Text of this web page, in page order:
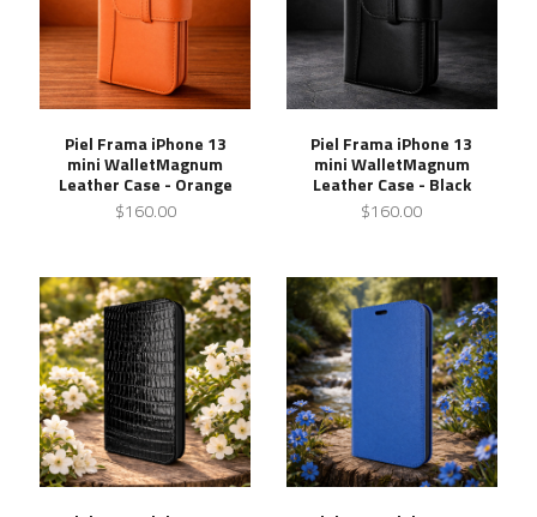
Piel Frama iPhone 13
mini WalletMagnum
Leather Case - Orange
$160.00
Piel Frama iPhone 13
mini WalletMagnum
Leather Case - Black
$160.00